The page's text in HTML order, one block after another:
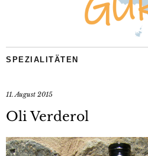
SPEZIALITÄTEN
11. August 2015
Oli Verderol